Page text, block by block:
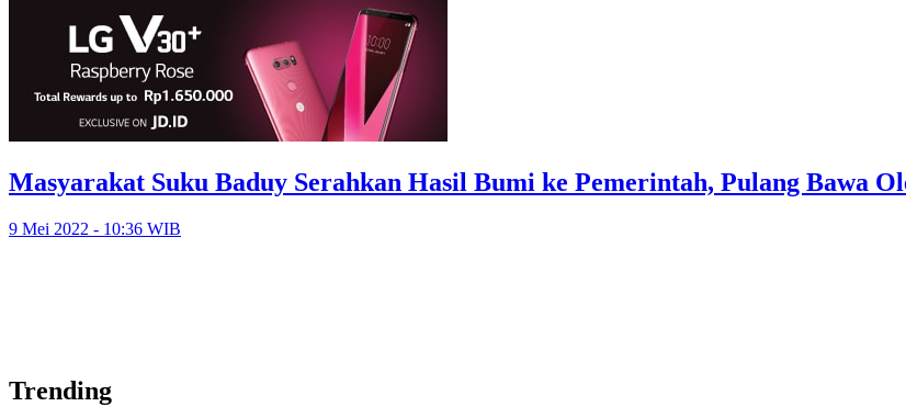
Masyarakat Suku Baduy Serahkan Hasil Bumi ke Pemerintah, Pulang Bawa
9 Mei 2022 - 10:36 WIB
Trending